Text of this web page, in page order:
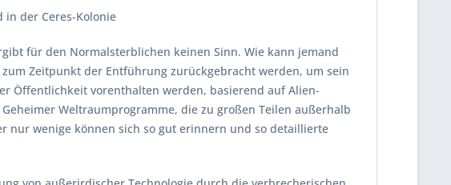
in der Ceres-Kolonie
für den Normalsterblichen keinen Sinn. Wie kann jemand
Zeitpunkt der Entführung zurückgebracht werden, um sein
Öffentlichkeit vorenthalten werden, basierend auf Alien-
Weltraumprogramme, die zu großen Teilen außerhalb
nur wenige können sich so gut erinnern und so detaillierte